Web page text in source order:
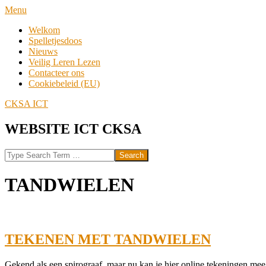
Skip
content
Navigation
Menu
Welkom
Spelletjesdoos
Nieuws
Veilig Leren Lezen
Contacteer ons
Cookiebeleid (EU)
CKSA ICT
WEBSITE ICT CKSA
Search
TANDWIELEN
TEKENEN MET TANDWIELEN
2022-